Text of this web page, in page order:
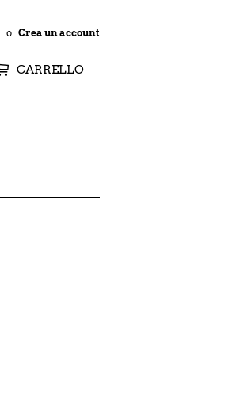
o Crea un account
CARRELLO